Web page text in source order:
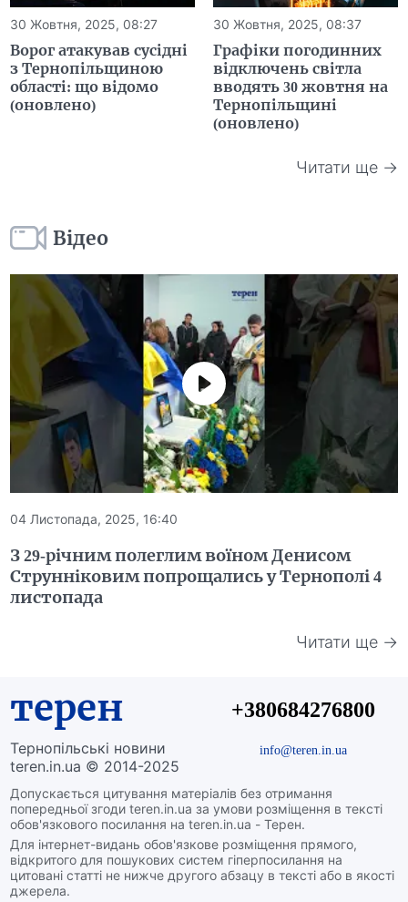
30 Жовтня, 2025, 08:27
Ворог атакував сусідні
з Тернопільщиною
області: що відомо
(оновлено)
30 Жовтня, 2025, 08:37
Графіки погодинних
відключень світла
вводять 30 жовтня на
Тернопільщині
(оновлено)
Читати ще →
Відео
04 Листопада, 2025, 16:40
З 29-річним полеглим воїном Денисом
Струнніковим попрощались у Тернополі 4
листопада
Читати ще →
терен
Тернопільські новини
teren.in.ua © 2014-2025
Допускається цитування матеріалів без отримання
попередньої згоди teren.in.ua за умови розміщення в тексті
обов'язкового посилання на teren.in.ua - Терен.
Для інтернет-видань обов'язкове розміщення прямого,
відкритого для пошукових систем гіперпосилання на
цитовані статті не нижче другого абзацу в тексті або в якості
джерела.
+380684276800
info@teren.in.ua